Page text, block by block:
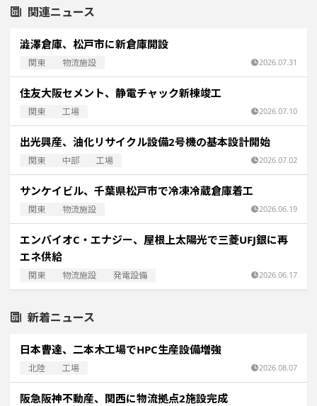
関連ニュース
澁澤倉庫、松戸市に新倉庫開設
関東 物流施設 2026.07.31
住友大阪セメント、静電チャック新棟竣工
関東 工場 2026.07.10
出光興産、油化リサイクル設備2号機の基本設計開始
関東 中部 工場 2026.07.02
サンケイビル、千葉県松戸市で冷凍冷蔵倉庫着工
関東 物流施設 2026.06.19
エンバイオC・エナジー、屋根上太陽光で三菱UFJ銀に再
エネ供給
関東 物流施設 発電設備 2026.06.17
新着ニュース
日本曹達、二本木工場でHPC生産設備増強
北陸 工場 2026.08.07
阪急阪神不動産、関西に物流拠点2施設完成